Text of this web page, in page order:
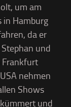
um am
in Hamburg
da er
und
Frankfurt
nehmen
Shows
und